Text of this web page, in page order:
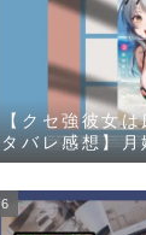
【クセ強彼女
タバレ感想】月
ャラ男登場に